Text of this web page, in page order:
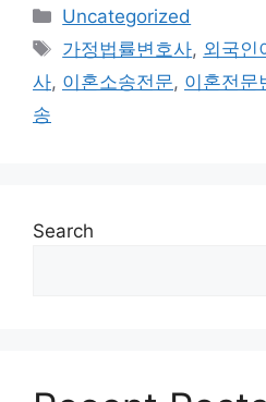
Categories
Uncategorized
Tags
가정법률변호사, 외국인
사, 이혼소송전문, 이혼전문
송
Search